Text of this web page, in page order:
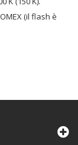
(il flash è